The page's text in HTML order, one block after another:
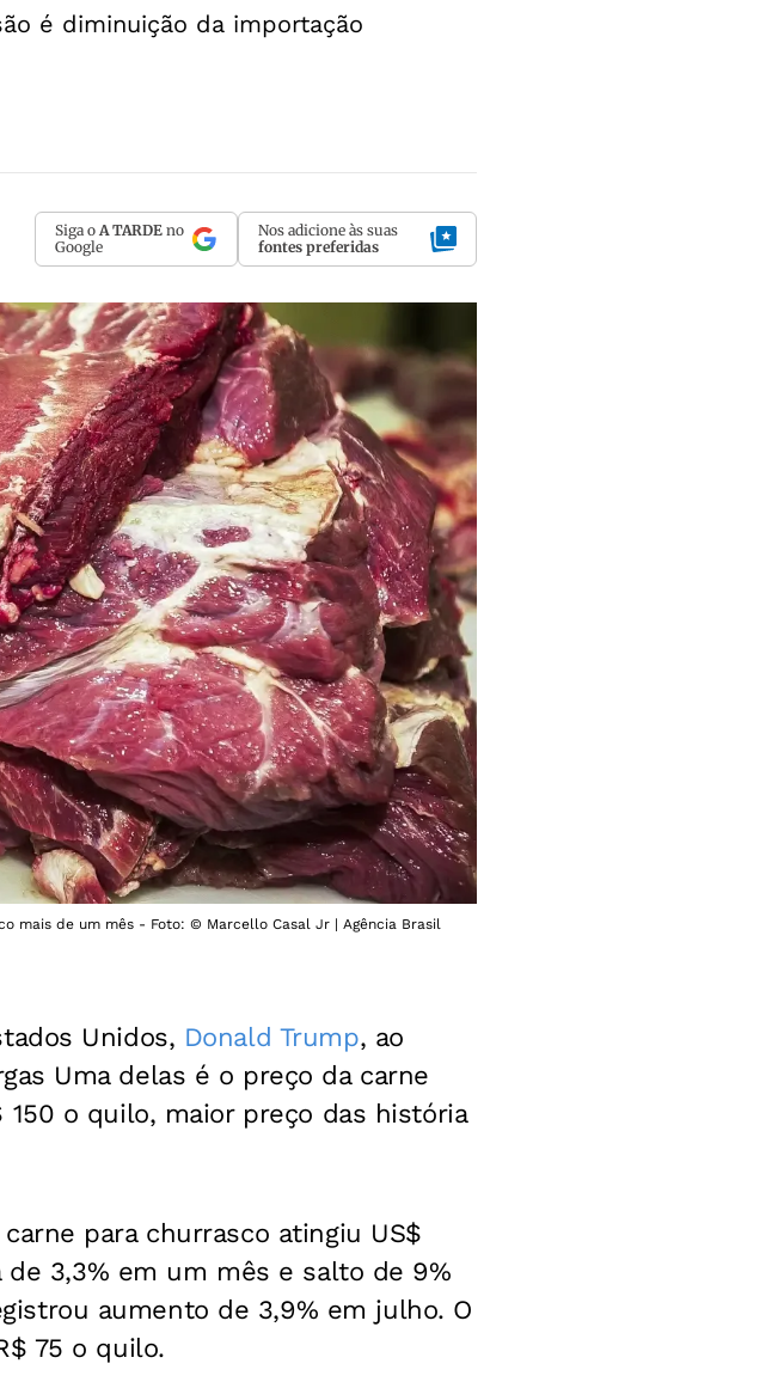
é diminuição da importação
Siga o A TARDE no
Google
Nos adicione às suas
fontes preferidas
mais de um mês - Foto: © Marcello Casal Jr | Agência Brasil
Unidos, Donald Trump, ao
Uma delas é o preço da carne
o quilo, maior preço das história
para churrasco atingiu US$
de 3,3% em um mês e salto de 9%
aumento de 3,9% em julho. O
75 o quilo.